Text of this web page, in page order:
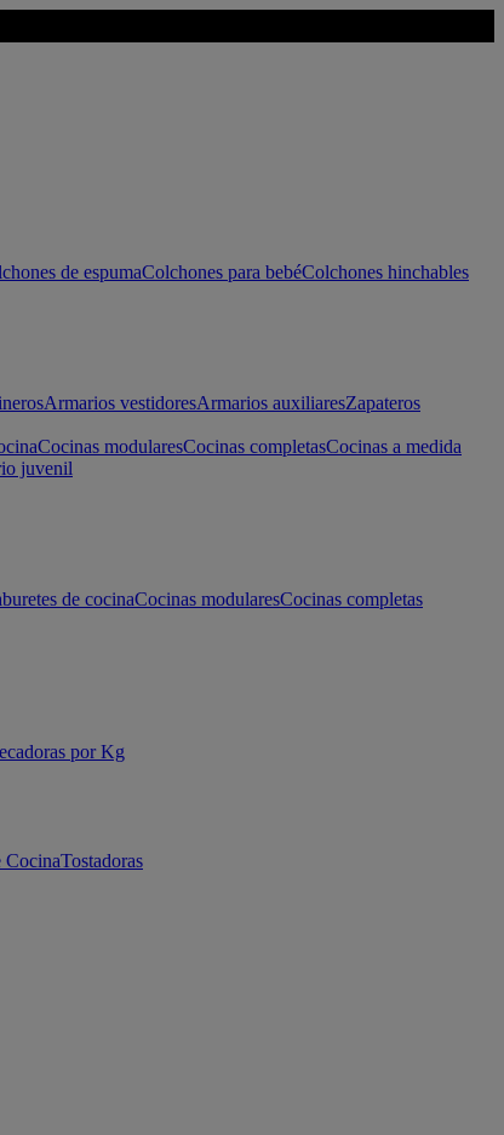
de espumaColchones para bebéColchones hinchables
Armarios vestidoresArmarios auxiliaresZapateros
Cocinas modularesCocinas completasCocinas a medida
juvenil
de cocinaCocinas modularesCocinas completas
por Kg
CocinaTostadoras